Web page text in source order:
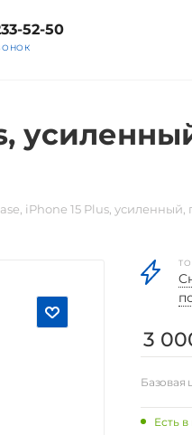
52-50
iPhone 15 Plus,
3
Базовая
Есть